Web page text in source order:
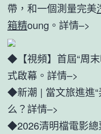
帶，和一個測量完美
箱精oung。詳情–>
◆【視頻】首屆“周
式啟幕。詳情–>
◆新潮 | 當文旅進進“
么？詳情–>
◆2026清明檔電影總